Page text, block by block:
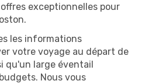
exceptionnelles pour
les informations
votre voyage au départ de
qu'un large éventail
Nous vous